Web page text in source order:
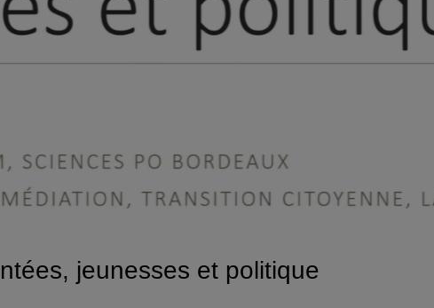
la
vidéo
jeunesses et politique